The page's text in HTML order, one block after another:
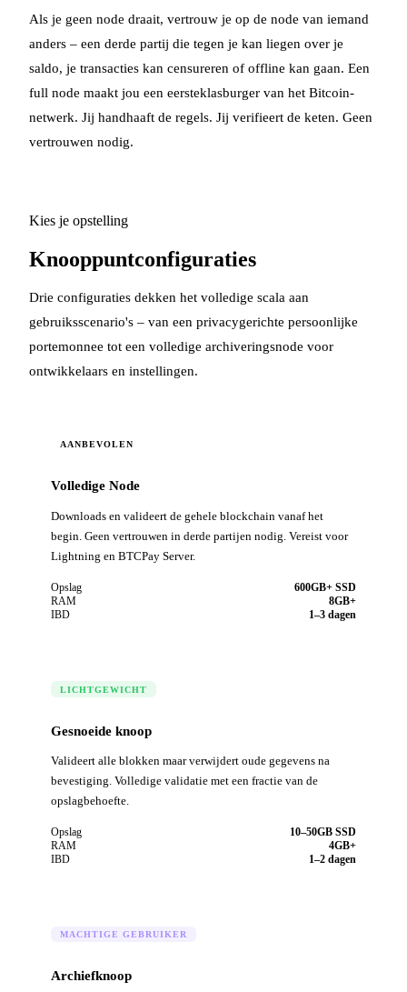
Als je geen node draait, vertrouw je op de node van iemand
anders – een derde partij die tegen je kan liegen over je
saldo, je transacties kan censureren of offline kan gaan. Een
full node maakt jou een eersteklasburger van het Bitcoin-
netwerk. Jij handhaaft de regels. Jij verifieert de keten. Geen
vertrouwen nodig.
Kies je opstelling
Knooppuntconfiguraties
Drie configuraties dekken het volledige scala aan
gebruiksscenario's – van een privacygerichte persoonlijke
portemonnee tot een volledige archiveringsnode voor
ontwikkelaars en instellingen.
AANBEVOLEN
Volledige Node
Downloads en valideert de gehele blockchain vanaf het
begin. Geen vertrouwen in derde partijen nodig. Vereist voor
Lightning en BTCPay Server.
Opslag
600GB+ SSD
RAM
8GB+
IBD
1–3 dagen
LICHTGEWICHT
Gesnoeide knoop
Valideert alle blokken maar verwijdert oude gegevens na
bevestiging. Volledige validatie met een fractie van de
opslagbehoefte.
Opslag
10–50GB SSD
RAM
4GB+
IBD
1–2 dagen
MACHTIGE GEBRUIKER
Archiefknoop